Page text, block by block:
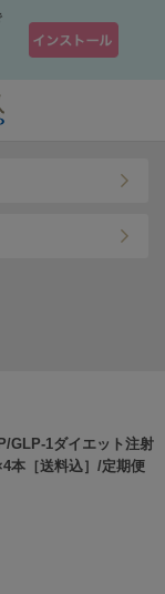
GLP-1ダイエット注射
本［送料込］/定期便